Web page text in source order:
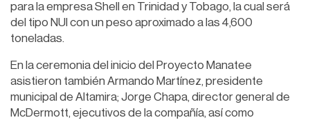
para la empresa Shell en Trinidad y Tobago, la cual será
del tipo NUI con un peso aproximado a las 4,600
toneladas.
En la ceremonia del inicio del Proyecto Manatee
asistieron también Armando Martínez, presidente
municipal de Altamira; Jorge Chapa, director general de
McDermott, ejecutivos de la compañía, así como